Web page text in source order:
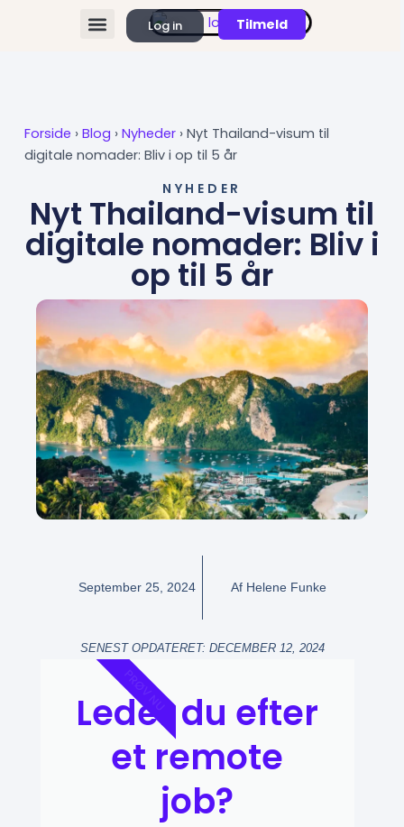
Log in Tilmeld
Forside › Blog › Nyheder ›Nyt Thailand-visum til
digitale nomader: Bliv i op til 5 år
NYHEDER
Nyt Thailand-visum til
digitale nomader: Bliv i
op til 5 år
September 25, 2024 AfHelene Funke
SENEST OPDATERET: DECEMBER 12, 2024
Leder du efter
et remote
job?
PRØV NU